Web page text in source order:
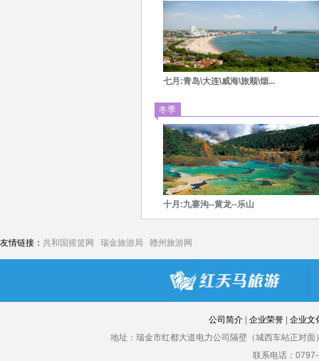
七月:青岛\大连\威海\旅顺\烟...
冬季
十月:九寨沟--黄龙--乐山
友情链接： 共和国摇篮网 瑞金旅游局 赣州旅游网
公司简介 |企业荣誉 |企业文
地址：瑞金市红都大道电力公司隔壁（城西车站正
联系电话：